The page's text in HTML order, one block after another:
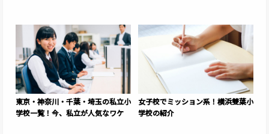
東京・神奈川・千葉・埼玉の私立小
学校一覧！今、私立が人気なワケ
女子校でミッション系！横浜雙葉小
学校の紹介